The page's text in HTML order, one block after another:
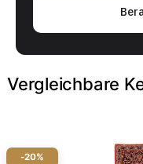
Vergleichbare
-20%